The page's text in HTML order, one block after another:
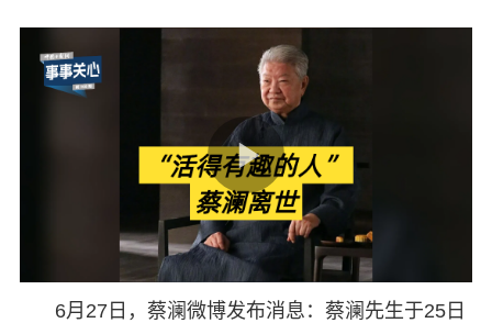
6月27日，蔡澜微博发布消息：蔡澜先生于25日